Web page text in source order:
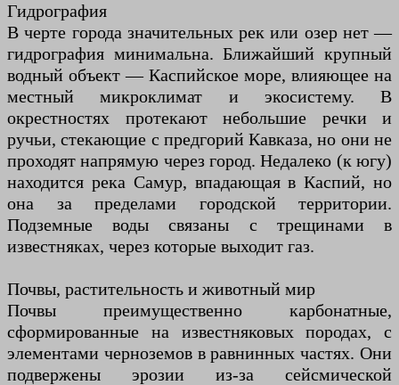
Гидрография
В черте города значительных рек или озер нет —
гидрография минимальна. Ближайший крупный
водный объект — Каспийское море, влияющее на
местный микроклимат и экосистему. В
окрестностях протекают небольшие речки и
ручьи, стекающие с предгорий Кавказа, но они не
проходят напрямую через город. Недалеко (к югу)
находится река Самур, впадающая в Каспий, но
она за пределами городской территории.
Подземные воды связаны с трещинами в
известняках, через которые выходит газ.
Почвы, растительность и животный мир
Почвы преимущественно карбонатные,
сформированные на известняковых породах, с
элементами черноземов в равнинных частях. Они
подвержены эрозии из-за сейсмической